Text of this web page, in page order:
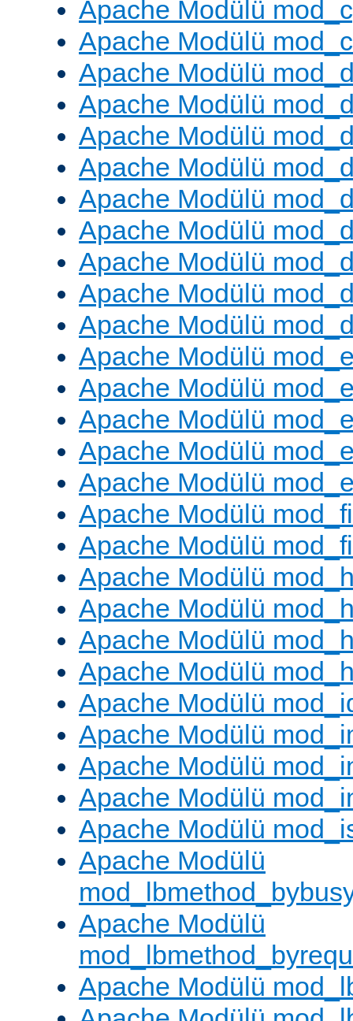
Apache Modülü
Apache Modülü
Apache Modülü
Apache Modülü
Apache Modülü
Apache Modülü
Apache Modülü
Apache Modülü
Apache Modülü
Apache Modülü
Apache Modülü
Apache Modülü
Apache Modülü
Apache Modülü
Apache Modülü
Apache Modülü
Apache Modülü
Apache Modülü
Apache Modülü
Apache Modülü
Apache Modülü
Apache Modülü
Apache Modülü
Apache Modülü
Apache Modülü
Apache Modülü
Apache Modülü
Apache Modülü
Apache Modülü
Apache Modülü